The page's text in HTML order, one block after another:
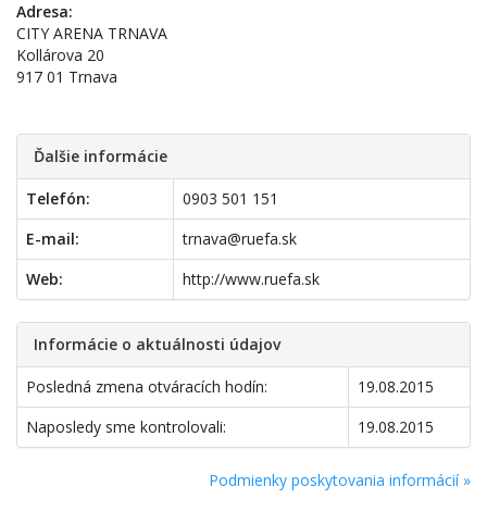
Adresa:
CITY ARENA TRNAVA
Kollárova 20
917 01 Trnava
Ďalšie informácie
Telefón:
0903 501 151
E-mail:
trnava@ruefa.sk
Web:
http://www.ruefa.sk
Informácie o aktuálnosti údajov
Posledná zmena otváracích hodín:
19.08.2015
Naposledy sme kontrolovali:
19.08.2015
Podmienky poskytovania informácií »